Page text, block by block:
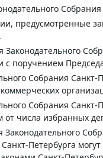
предусмотренные
Законодательного
с поручением
Собрания
Собрания
числа избранных
Петербурга